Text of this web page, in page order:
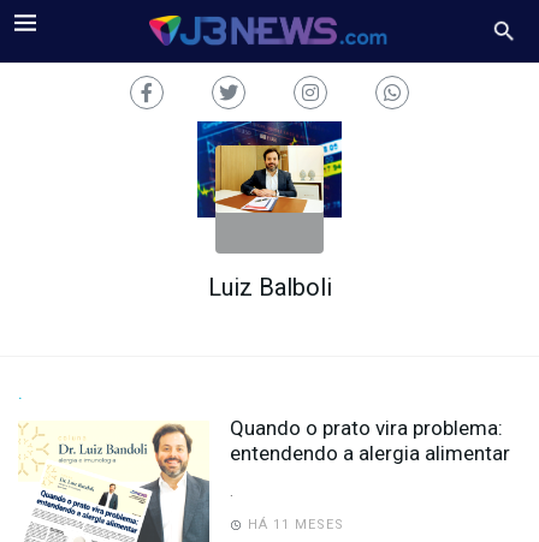
FALE
CONOSCO
Copyright
2024
Luiz Balboli
.
Quando o prato vira problema:
entendendo a alergia alimentar
HÁ 11 MESES